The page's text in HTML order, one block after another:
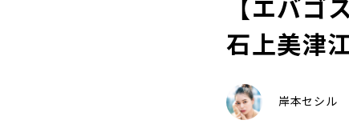
【エバ
石上美津
岸本セシル